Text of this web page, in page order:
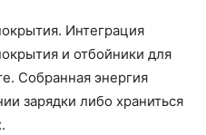
Интеграция
и отбойники для
Собранная энергия
зарядки либо храниться